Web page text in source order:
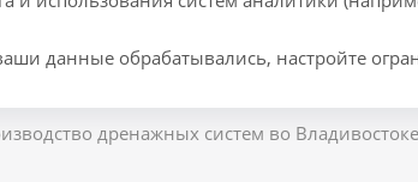
Для проектировщиков
Санкт-Петербург
дренажных систем во Владивостоке
данные обрабатывались, настройте